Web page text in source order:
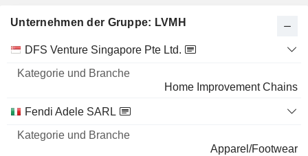
Unternehmen der Gruppe: LVMH
Name
Kategorie
Branche
DFS Venture Singapore Pte Ltd.
Home Improvement Chains
Fendi Adele SARL
Apparel/Footwear